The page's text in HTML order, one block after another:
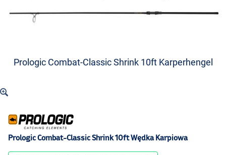
Prologic Combat-Classic Shrink 10ft Karperhengel
Prologic Combat-Classic Shrink 10ft Wędka Karpiowa